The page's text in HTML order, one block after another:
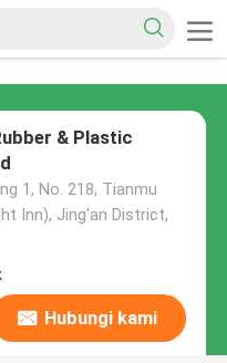
& Plastic
1, No. 218, Tianmu
Inn), Jing'an District,
Hubungi kami